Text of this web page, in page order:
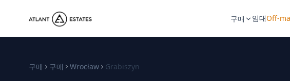
구매 임대Off-
구매 구매 Wrocław Grabiszyn